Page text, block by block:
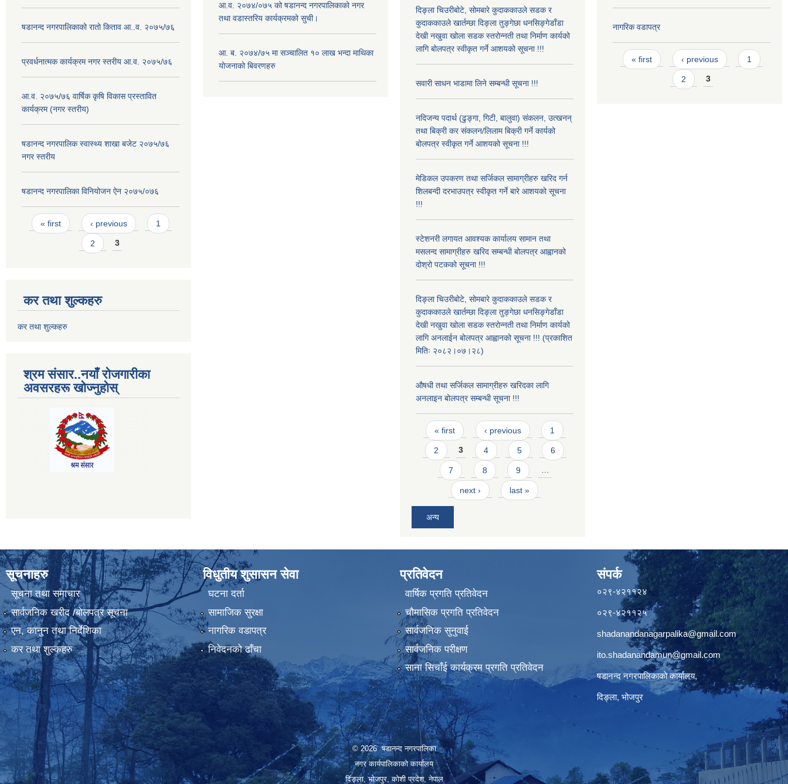
षडानन्द नगरपालिकाको रातो किताव आ..व. २०७५/७६
प्रवर्धनात्मक कार्यक्रम नगर स्तरीय आ.व. २०७५/७६
आ.व. २०७५/७६ वार्षिक कृषि विकास प्रस्तावित
कार्यक्रम (नगर स्तरीय)
षडानन्द नगरपालिक स्वास्थ्य शाखा बजेट २०७५/७६
नगर स्तरीय
षडानन्द नगरपालिका विनियोजन ‌‌ऐन २०७५/०७६
Pages
« first ‹ previous 1
2 3
कर तथा शुल्कहरु
कर तथा शुल्कहरु
श्रम संसार..नयाँ रोजगारीका
अवसरहरू खोज्नुहोस्
आ.व. २०७४/०७५ को षडानन्द नगरपालिकाको नगर
तथा वडास्तरिय कार्यक्रमको सुची।
आ. ब. २०७४/७५ मा सञ्चालित १० लाख भन्दा माथिका
योजनाको बिवरणहरु
दिङ्ला चिउरीबोटे, सोमबारे कुदाककाउले सडक र
कुदाककाउले खार्तम्छा दिङ्ला तुङ्गेछा धनसिङ्गेडाँडा
देखी नखुवा खोला सडक स्तरोन्नती तथा निर्माण कार्यको
लागि बोलपत्र स्वीकृत गर्ने आशयको सूचना !!!
सवारी साधन भाडामा लिने सम्बन्धी सूचना !!!
नदिजन्य पदार्थ (ढुङ्गा, गिटी, बालुवा) संकलन, उत्खनन्
तथा बिक्री कर संकलन/लिलाम बिक्री गर्ने कार्यको
बोलपत्र स्वीकृत गर्ने आशयको सूचना !!!
मेडिकल उपकरण तथा सर्जिकल सामाग्रीहरु खरिद गर्न
शिलबन्दी दरभाउपत्र स्वीकृत गर्ने बारे आशयको सूचना
!!!
स्टेशनरी लगायत आवश्यक कार्यालय सामान तथा
मसलन्द सामाग्रीहरु खरिद सम्बन्धी बोलपत्र आह्वानको
दोश्रो पटकको सूचना !!!
दिङ्ला चिउरीबोटे, सोमबारे कुदाककाउले सडक र
कुदाककाउले खार्तम्छा दिङ्ला तुङ्गेछा धनसिङ्गेडाँडा
देखी नखुवा खोला सडक स्तरोन्नती तथा निर्माण कार्यको
लागि अनलाईन बोलपत्र आह्वानको सूचना !!! (प्रकाशित
मितिः २०८२।०७।२८)
औषधी तथा सर्जिकल सामाग्रीहरु खरिदका लागि
अनलाइन बोलपत्र सम्बन्धी सूचना !!!
Pages
« first ‹ previous 1
2 3 4 5 6
7 8 9 …
next › last »
अन्य
नागरिक वडापत्र
Pages
« first ‹ previous 1
2 3
सूचनाहरु
सूचना तथा समाचार
सार्वजनिक खरीद /बोलपत्र सूचना
एन, कानुन तथा निर्देशिका
कर तथा शुल्कहरु
विधुतीय शुसासन सेवा
घटना दर्ता
सामाजिक सुरक्षा
नागरिक वडापत्र
निवेदनको ढाँचा
प्रतिवेदन
वार्षिक प्रगति प्रतिवेदन
चौमासिक प्रगति प्रतिवेदन
सार्वजनिक सुनुवाई
सार्वजनिक परीक्षण
साना सिचाँई कार्यक्रम प्रगति प्रतिवेदन
संपर्क
०२९-४२११२४
०२९-४२११२५
shadanandanagarpalika@gmail.com
ito.shadanandamun@gmail.com
षडानन्द नगरपालिकाको कार्यालय,
दिङ्ला, भोजपुर
© 2026 षडानन्द नगरपालिका
नगर कार्यपालिकाको कार्यालय
दिंङ्ला, भोजपुर, कोशी प्रदेश, नेपाल